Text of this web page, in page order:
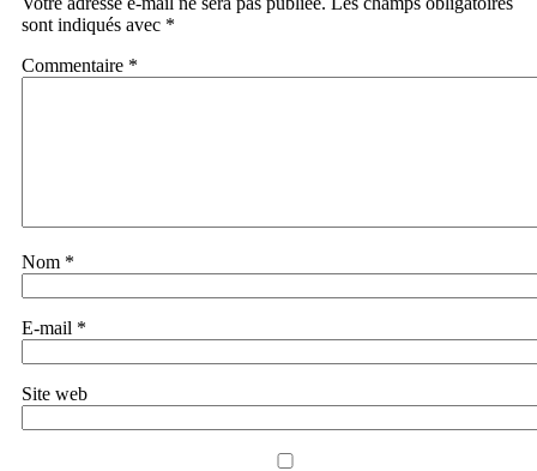
sont indiqués avec *
Commentaire *
Nom *
E-mail *
Site web